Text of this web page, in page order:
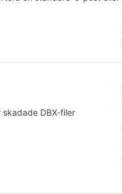
DBX-filer